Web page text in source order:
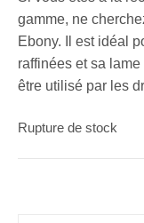
gamme, ne
Ebony. Il est idéal
raffinées et sa
être utilisé par les
Rupture de stock